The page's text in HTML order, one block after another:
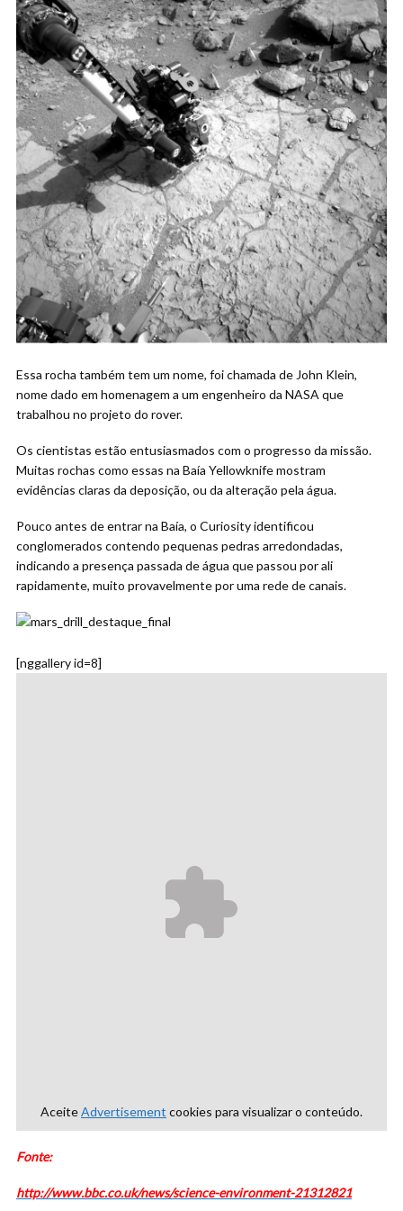
Essa rocha também tem um nome, foi chamada de John Klein,
nome dado em homenagem a um engenheiro da NASA que
trabalhou no projeto do rover.
Os cientistas estão entusiasmados com o progresso da missão.
Muitas rochas como essas na Baía Yellowknife mostram
evidências claras da deposição, ou da alteração pela água.
Pouco antes de entrar na Baía, o Curiosity identificou
conglomerados contendo pequenas pedras arredondadas,
indicando a presença passada de água que passou por ali
rapidamente, muito provavelmente por uma rede de canais.
[nggallery id=8]
AceiteAdvertisement cookies para visualizar o conteúdo.
Fonte:
http://www.bbc.co.uk/news/science-environment-21312821